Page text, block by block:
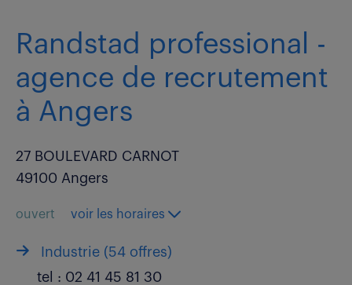
Randstad professional -
agence de recrutement
à Angers
27 BOULEVARD CARNOT
49100 Angers
ouvert voir les horaires
Industrie (54 offres)
tel : 02 41 45 81 30